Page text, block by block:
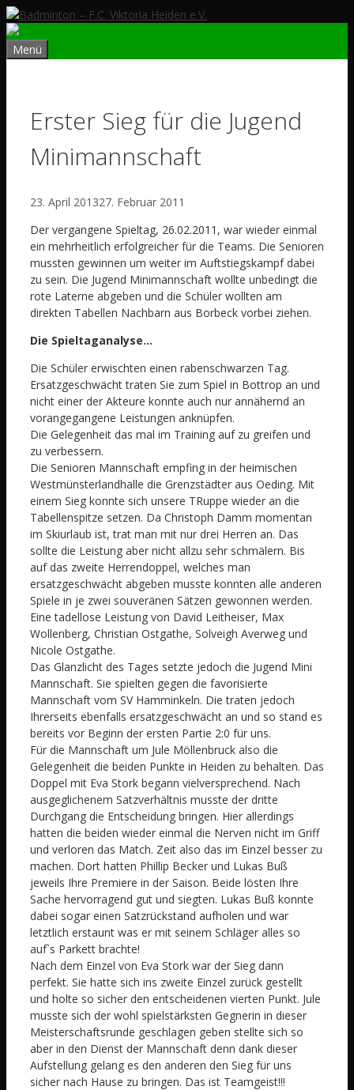
Zum
Inhalt
springen
Menü
Erster Sieg für die Jugend
Minimannschaft
23. April 201327. Februar 2011
Der vergangene Spieltag, 26.02.2011, war wieder einmal
ein mehrheitlich erfolgreicher für die Teams. Die Senioren
mussten gewinnen um weiter im Auftstiegskampf dabei
zu sein. Die Jugend Minimannschaft wollte unbedingt die
rote Laterne abgeben und die Schüler wollten am
direkten Tabellen Nachbarn aus Borbeck vorbei ziehen.
Die Spieltaganalyse…
Die Schüler erwischten einen rabenschwarzen Tag.
Ersatzgeschwächt traten Sie zum Spiel in Bottrop an und
nicht einer der Akteure konnte auch nur annähernd an
vorangegangene Leistungen anknüpfen.
Die Gelegenheit das mal im Training auf zu greifen und
zu verbessern.
Die Senioren Mannschaft empfing in der heimischen
Westmünsterlandhalle die Grenzstädter aus Oeding. Mit
einem Sieg konnte sich unsere TRuppe wieder an die
Tabellenspitze setzen. Da Christoph Damm momentan
im Skiurlaub ist, trat man mit nur drei Herren an. Das
sollte die Leistung aber nicht allzu sehr schmälern. Bis
auf das zweite Herrendoppel, welches man
ersatzgeschwächt abgeben musste konnten alle anderen
Spiele in je zwei souveränen Sätzen gewonnen werden.
Eine tadellose Leistung von David Leitheiser, Max
Wollenberg, Christian Ostgathe, Solveigh Averweg und
Nicole Ostgathe.
Das Glanzlicht des Tages setzte jedoch die Jugend Mini
Mannschaft. Sie spielten gegen die favorisierte
Mannschaft vom SV Hamminkeln. Die traten jedoch
Ihrerseits ebenfalls ersatzgeschwächt an und so stand es
bereits vor Beginn der ersten Partie 2:0 für uns.
Für die Mannschaft um Jule Möllenbruck also die
Gelegenheit die beiden Punkte in Heiden zu behalten. Das
Doppel mit Eva Stork begann vielversprechend. Nach
ausgeglichenem Satzverhältnis musste der dritte
Durchgang die Entscheidung bringen. Hier allerdings
hatten die beiden wieder einmal die Nerven nicht im Griff
und verloren das Match. Zeit also das im Einzel besser zu
machen. Dort hatten Phillip Becker und Lukas Buß
jeweils Ihre Premiere in der Saison. Beide lösten Ihre
Sache hervorragend gut und siegten. Lukas Buß konnte
dabei sogar einen Satzrückstand aufholen und war
letztlich erstaunt was er mit seinem Schläger alles so
auf`s Parkett brachte!
Nach dem Einzel von Eva Stork war der Sieg dann
perfekt. Sie hatte sich ins zweite Einzel zurück gestellt
und holte so sicher den entscheidenen vierten Punkt. Jule
musste sich der wohl spielstärksten Gegnerin in dieser
Meisterschaftsrunde geschlagen geben stellte sich so
aber in den Dienst der Mannschaft denn dank dieser
Aufstellung gelang es den anderen den Sieg für uns
sicher nach Hause zu bringen. Das ist Teamgeist!!!